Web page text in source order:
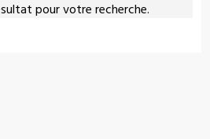
pour votre recherche.